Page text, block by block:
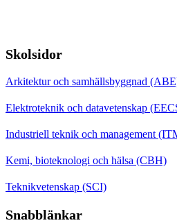
Skolsidor
Arkitektur och samhällsbyggnad
Elektroteknik och datavetenskap
Industriell teknik och management
Kemi, bioteknologi och hälsa (CBH)
Teknikvetenskap (SCI)
Snabblänkar